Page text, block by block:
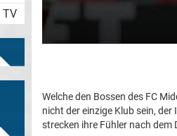
TV
Welche den Bossen des FC
nicht der einzige Klub sein, der
strecken ihre Fühler nach dem